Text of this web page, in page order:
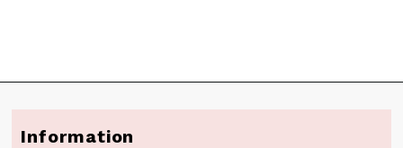
Information